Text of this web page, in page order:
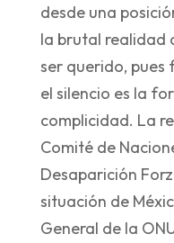
desde una
la brutal realidad
ser querido, pues
el silencio es la
complicidad. La
Comité de
Desaparición
situación de
General de la